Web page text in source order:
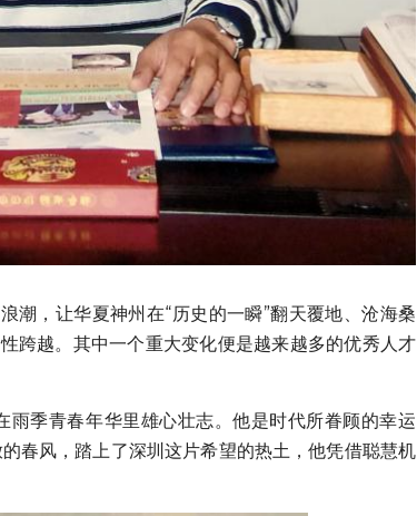
跨越。其中一个重大变化便是越来越多的优秀人才
春风，踏上了深圳这片希望的热土，他凭借聪慧机